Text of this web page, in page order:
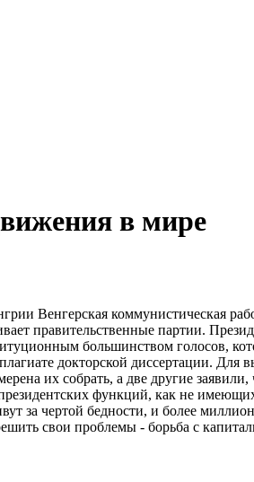
в мире
Венгерская коммунистическая
правительственные партии.
большинством голосов,
докторской диссертации.
их собрать, а две другие
функций, как не
за чертой бедности, и более
свои проблемы - борьба с